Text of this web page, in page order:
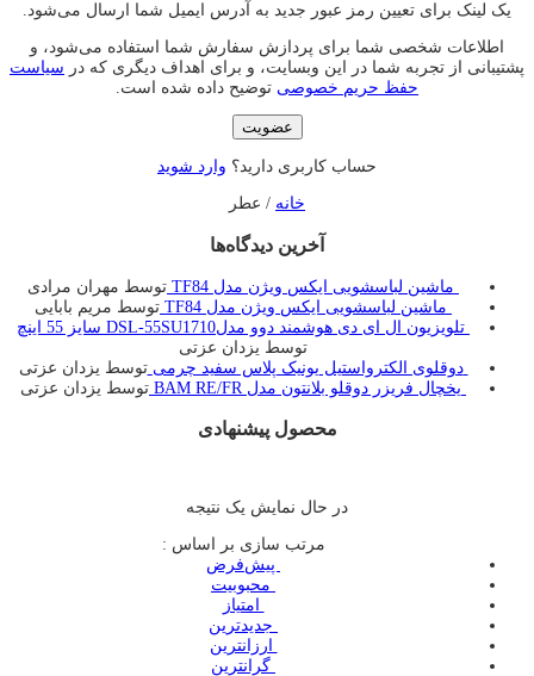
یک لینک برای تعیین رمز عبور جدید به آدرس ایمیل شما ارسال می‌شود.
اطلاعات شخصی شما برای پردازش سفارش شما استفاده می‌شود، و
پشتیبانی از تجربه شما در این وبسایت، و برای اهداف دیگری که در سیاست
حفظ حریم خصوصی توضیح داده شده است.
عضویت
حساب کاربری دارید؟ وارد شوید
خانه / عطر
آخرین دیدگاه‌ها
ماشین لباسشویی ایکس ویژن مدل TF84
توسط مهران مرادی
ماشین لباسشویی ایکس ویژن مدل TF84
توسط مریم بابایی
تلویزیون ال ای دی هوشمند دوو مدلDSL-55SU1710 سایز 55 اینچ
توسط یزدان عزتی
دوقلوی الکترواستیل یونیک پلاس سفید چرمی توسط یزدان عزتی
یخچال فريزر دوقلو بلانتون مدل BAM RE/FR
توسط یزدان عزتی
محصول پیشنهادی
در حال نمایش یک نتیجه
مرتب سازی بر اساس :
‌ پیش‌فرض
‌ محبوبیت
‌ امتیاز
‌ جدیدترین
‌ ارزانترین
‌ گرانترین